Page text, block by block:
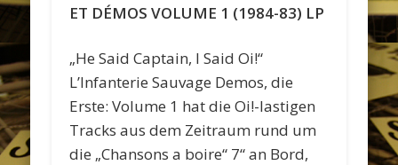
ET DÉMOS VOLUME 1 (1984-83) LP
„He Said Captain, I Said Oi!“
L’Infanterie Sauvage Demos, die
Erste: Volume 1 hat die Oi!-lastigen
Tracks aus dem Zeitraum rund um
die „Chansons a boire“ 7“ an Bord,